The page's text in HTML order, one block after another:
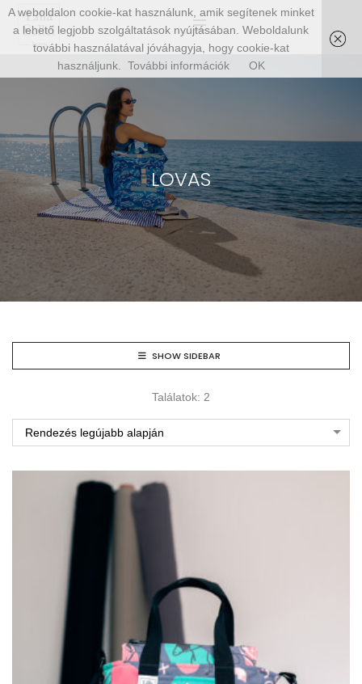
LOVAS
SHOW SIDEBAR
Találatok: 2
Rendezés legújabb alapján
A weboldalon cookie-kat használunk, amik segítenek minket
a lehető legjobb szolgáltatások nyújtásában. Weboldalunk
további használatával jóváhagyja, hogy cookie-kat
használjunk.
További információk OK